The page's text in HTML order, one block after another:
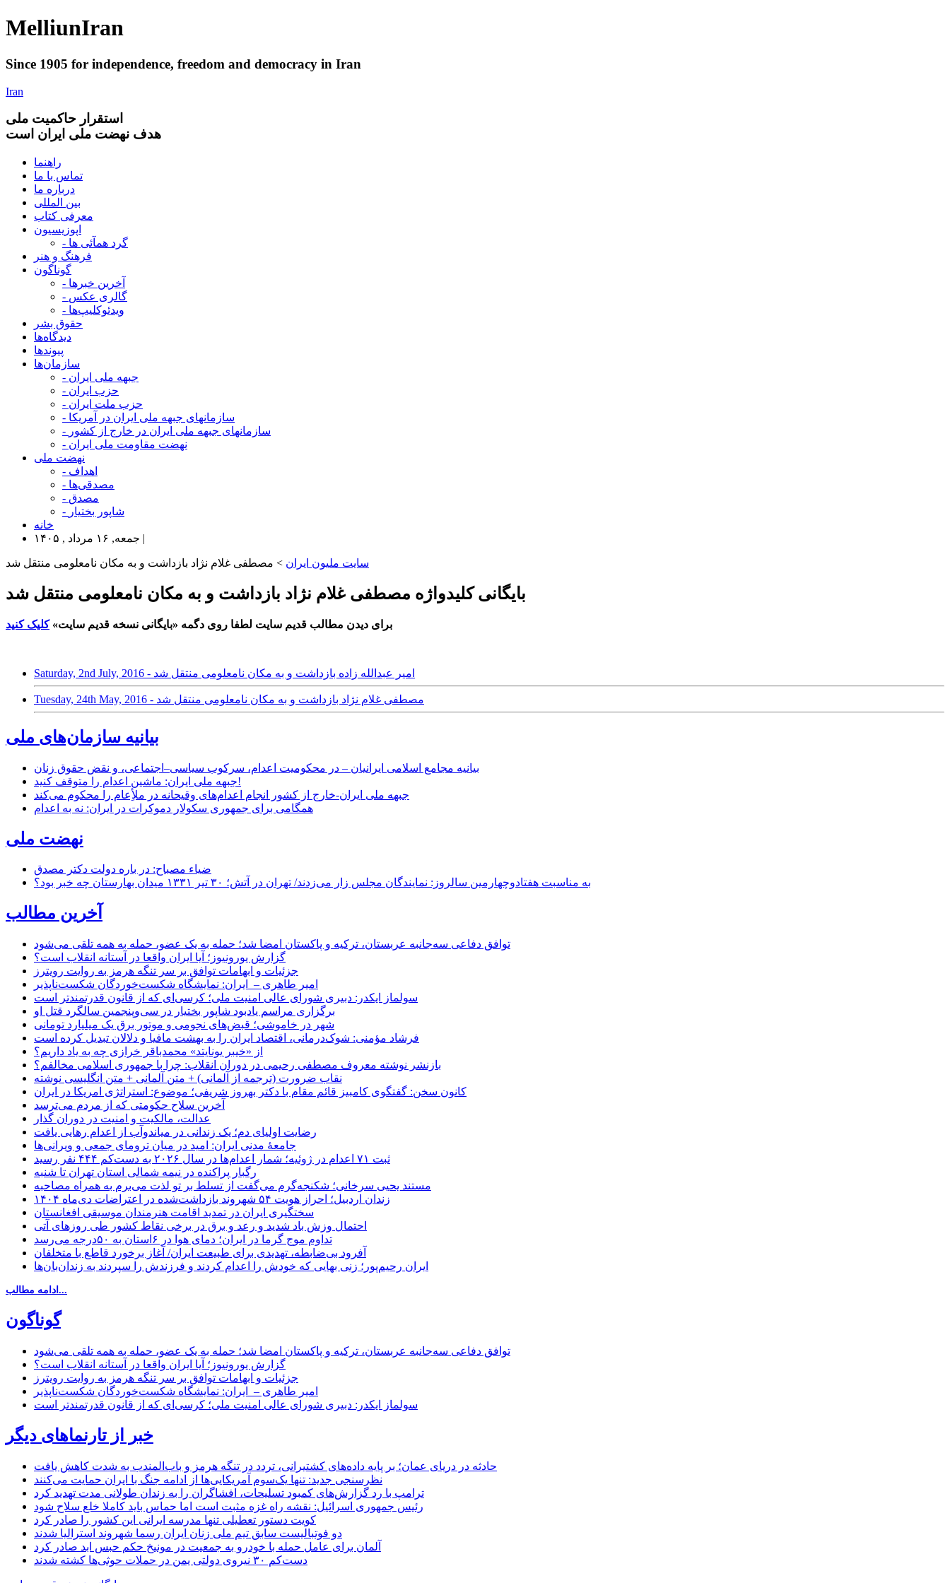
MelliunIran
Since 1905 for independence, freedom and democracy in Iran
Iran
استقرار حاکميت ملی
هدف نهضت ملی ایران است
راهنما
تماس با ما
درباره ما
بین المللی
معرفی کتاب
اپوزیسیون
- گرد همآئی ها
فرهنگ و هنر
گوناگون
- آخرین خبرها
- گالری عکس
- ویدئوکلیپ‌ها
حقوق بشر
دیدگاه‌ها
پیوندها
سازمان‌ها
- جبهه ملی ایران
- حزب ایران
- حزب ملت ایران
- سازمانهای جبهه ملی ایران در آمریکا
- سازمانهای جبهه ملی ایران در خارج از کشور
- نهضت مقاومت ملی ایران
نهضت ملی
- اهداف
- مصدقی‌ها
- مصدق
- شاپور بختیار
خانه
جمعه, ۱۶ مرداد , ۱۴۰۵ |
سایت ملیون ایران > مصطفی غلام نژاد بازداشت و به مکان نامعلومی منتقل شد
بایگانی کلیدواژه مصطفی غلام نژاد بازداشت و به مکان نامعلومی منتقل شد
برای دیدن مطالب قدیم سایت لطفا روی دگمه «بایگانی نسخه قدیم سایت»کلیک کنید
Saturday, 2nd July, 2016 - امیر عبداللە زادە بازداشت و به مکان نامعلومی منتقل شد
Tuesday, 24th May, 2016 - مصطفی غلام نژاد بازداشت و به مکان نامعلومی منتقل شد
بیانیه سازمان‌های ملی
بیانیه مجامع اسلامی ایرانیان – در محکومیت اعدام، سرکوب سیاسی–اجتماعی، و نقض حقوق زنان
جبهه ملی ایران: ماشین اعدام را متوقف کنید!
جبهه ملی ایران-خارج از کشور انجام اعدام‌های وقیحانه در ملأِعام را محکوم می‌کند
همگامی برای جمهوری سکولار دموکرات در ایران: نه به اعدام
نهضت ملی
ضیاء مصباح: در باره دولت دکتر مصدق
به مناسبت هفتادوچهارمین سالروز: نمایندگان مجلس زار می‌زدند/ تهران در آتش؛ ۳۰ تیر ۱۳۳۱ میدان بهارستان چه خبر بود؟
آخرین مطالب
توافق دفاعی سه‌جانبه عربستان، ترکیه و پاکستان امضا شد؛ حمله به یک عضو، حمله به همه تلقی می‌شود
گزارش یورونیوز؛ آیا ایران واقعا در آستانه انقلاب است؟
جزئیات و ابهامات توافق بر سر تنگه هرمز به روایت رویترز
امیر طاهری – ایران: نمایشگاه شکست‌خوردگان شکست‌ناپذیر
سولماز ایکدر: دبیری شورای عالی امنیت ملی؛ کرسی‌ای که از قانون قدرتمندتر است
برگزاری مراسم یادبود شاپور بختیار در سی‌وپنجمین سالگرد قتل او
شهر در خاموشی؛ قبض‌های نجومی و موتور برق یک میلیارد تومانی
فرشاد مؤمنی: شوک‌درمانی، اقتصاد ایران را به بهشت مافیا و دلالان تبدیل کرده است
از «خیبر یونایتد» محمدباقر خرازی چه به یاد داریم؟
بازنشر نوشته معروف مصطفی رحیمی در دوران انقلاب: چرا با جمهوری اسلامی مخالفم؟
نقاب ضرورت (ترجمه از آلمانی) + متن آلمانی + متن انگلیسی نوشته
کانون سخن: گفتگوی کامبیز قائم مقام با دکتر بهروز شریفی؛ موضوع: استراتژی امریکا در ایران
آخرین سلاح حکومتی که از مردم می‌ترسد
عدالت، مالکیت و امنیت در دوران گذار
رضایت اولیای دم؛ یک زندانی در میاندوآب از اعدام رهایی یافت
جامعهٔ مدنی ایران: امید در میان ترومای جمعی و ویرانی‌ها
ثبت ۷۱ اعدام در ژوئیه؛ شمار اعدام‌ها در سال ۲۰۲۶ به دست‌کم ۴۴۴ نفر رسید
رگبار پراکنده در نیمه شمالی استان تهران تا شنبه
مستند یحیی سرخانی؛ شکنجه‌گرم می‌گفت از تسلط بر تو لذت می‌برم به همراه مصاحبه
زندان اردبیل؛ احراز هویت ۵۴ شهروند بازداشت‌شده در اعتراضات دی‌ماه ۱۴۰۴
سختگیری ایران در تمدید اقامت هنرمندان موسیقی افغانستان
احتمال وزش باد شدید و رعد و برق در برخی نقاط کشور طی روزهای آتی
تداوم موج گرما در ایران؛ دمای هوا در ۶استان به ۵۰درجه می‌رسد
آفرود بی‌ضابطه، تهدیدی برای طبیعت ایران/ آغاز برخورد قاطع با متخلفان
ایران رحیم‌پور؛ زنی بهایی که خودش را اعدام کردند و فرزندش را سپردند به زندان‌بان‌ها
ادامه مطالب...
گوناگون
توافق دفاعی سه‌جانبه عربستان، ترکیه و پاکستان امضا شد؛ حمله به یک عضو، حمله به همه تلقی می‌شود
گزارش یورونیوز؛ آیا ایران واقعا در آستانه انقلاب است؟
جزئیات و ابهامات توافق بر سر تنگه هرمز به روایت رویترز
امیر طاهری – ایران: نمایشگاه شکست‌خوردگان شکست‌ناپذیر
سولماز ایکدر: دبیری شورای عالی امنیت ملی؛ کرسی‌ای که از قانون قدرتمندتر است
خبر از تارنماهای دیگر
حادثه در دریای عمان؛ بر پایه داده‌های کشتیرانی، تردد در تنگه هرمز و باب‌المندب به شدت کاهش یافت
نظرسنجی جدید: تنها یک‌سوم آمریکایی‌ها از ادامه جنگ با ایران حمایت می‌کنند
ترامپ با رد گزارش‌های کمبود تسلیحات، افشاگران را به زندان طولانی مدت تهدید کرد
رئیس‌ جمهوری اسرائیل: نقشه راه غزه مثبت است اما حماس باید کاملا خلع سلاح شود
کویت دستور تعطیلی تنها مدرسه ایرانی این کشور را صادر کرد
دو فوتبالیست سابق تیم ملی زنان ایران رسما شهروند استرالیا شدند
آلمان برای عامل حمله با خودرو به جمعیت در مونیخ حکم حبس ابد صادر کرد
دست‌کم ۳۰ نیروی دولتی یمن در حملات حوثی‌ها کشته شدند